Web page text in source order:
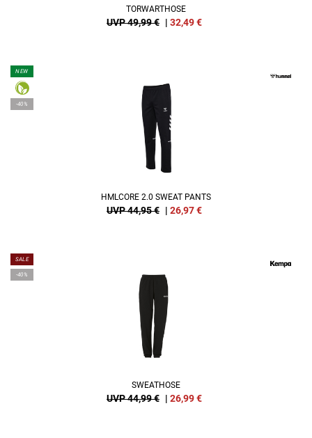
TORWARTHOSE
UVP 49,99 € | 32,49€
NEW
-40%
HMLCORE 2.0 SWEAT PANTS
UVP 44,95 € | 26,97€
SALE
-40%
SWEATHOSE
UVP 44,99 € | 26,99€